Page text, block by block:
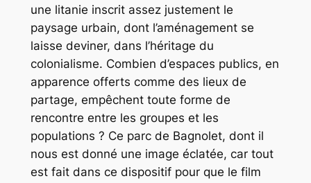
une litanie inscrit assez justement le
paysage urbain, dont l’aménagement se
laisse deviner, dans l’héritage du
colonialisme. Combien d’espaces publics, en
apparence offerts comme des lieux de
partage, empêchent toute forme de
rencontre entre les groupes et les
populations ? Ce parc de Bagnolet, dont il
nous est donné une image éclatée, car tout
est fait dans ce dispositif pour que le film